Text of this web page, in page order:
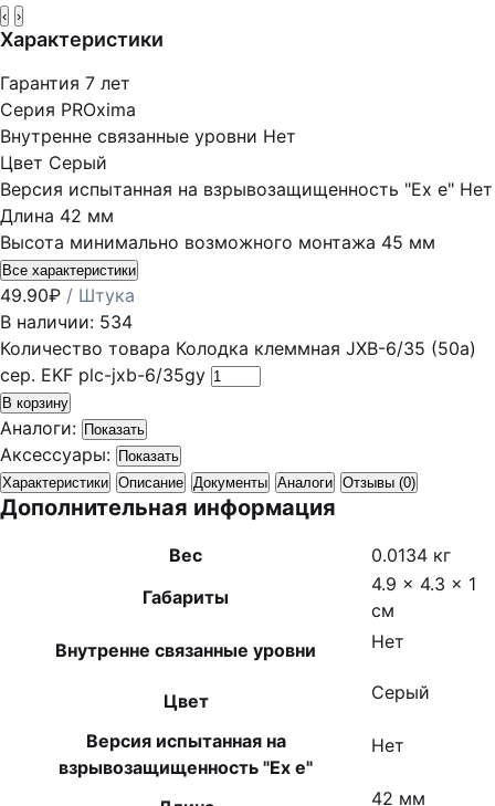
‹ ›
Характеристики
Гарантия 7 лет
Серия PROxima
Внутренне связанные уровни Нет
Цвет Серый
Версия испытанная на взрывозащищенность "Ex е" Нет
Длина 42 мм
Высота минимально возможного монтажа 45 мм
Все характеристики
49.90₽ / Штука
В наличии: 534
Количество товара Колодка клеммная JXB-6/35 (50а)
сер. EKF plc-jxb-6/35gy
В корзину
Аналоги: Показать
Аксессуары: Показать
Характеристики Описание Документы Аналоги Отзывы (0)
Дополнительная информация
Вес
0.0134 кг
Габариты
4.9 × 4.3 × 1
см
Внутренне связанные уровни
Нет
Цвет Серый
Версия испытанная на
взрывозащищенность "Ex е"
Нет
42 мм